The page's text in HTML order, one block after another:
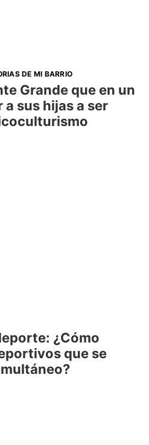
DE MI BARRIO
Grande que en un
sus hijas a ser
¿Cómo
que se